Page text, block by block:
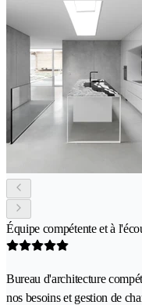
Équipe compétente et à
Bureau d'architecture
nos besoins et gestion de